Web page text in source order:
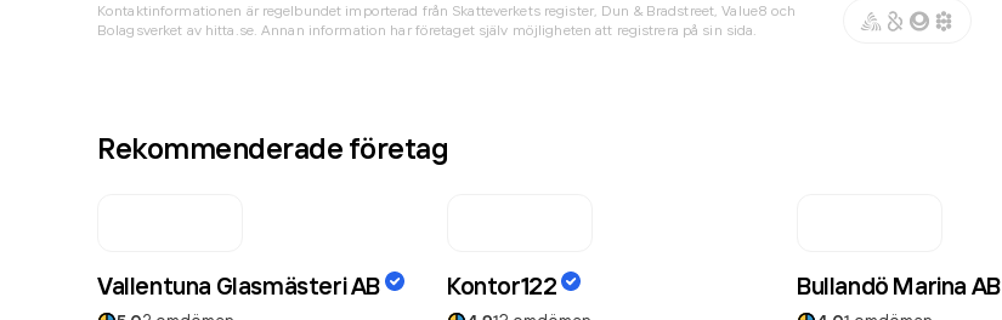
Kontaktinformationen är regelbundet importerad från Skatteverkets register, Dun & Bradstreet, Value8 och
Bolagsverket av hitta.se. Annan information har företaget själv möjligheten att registrera på sin sida.
Rekommenderade företag
Vallentuna Glasmästeri AB Kontor122 Bullandö Marina AB